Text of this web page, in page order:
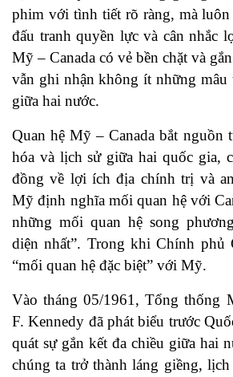
phim với tình tiết rõ ràng, mà
đấu tranh quyền lực và cân nhắc
Mỹ – Canada có vẻ bền chặt và
vẫn ghi nhận không ít những mâu
giữa hai nước.
Quan hệ Mỹ – Canada bắt nguồn
hóa và lịch sử giữa hai quốc gia,
đồng về lợi ích địa chính trị và
Mỹ định nghĩa mối quan hệ với
những mối quan hệ song
diện nhất”. Trong khi Chính phủ
“mối quan hệ đặc biệt” với Mỹ.
Vào tháng 05/1961, Tổng thống
F. Kennedy đã phát biểu trước
quát sự gắn kết đa chiều giữa hai
chúng ta trở thành láng giềng,